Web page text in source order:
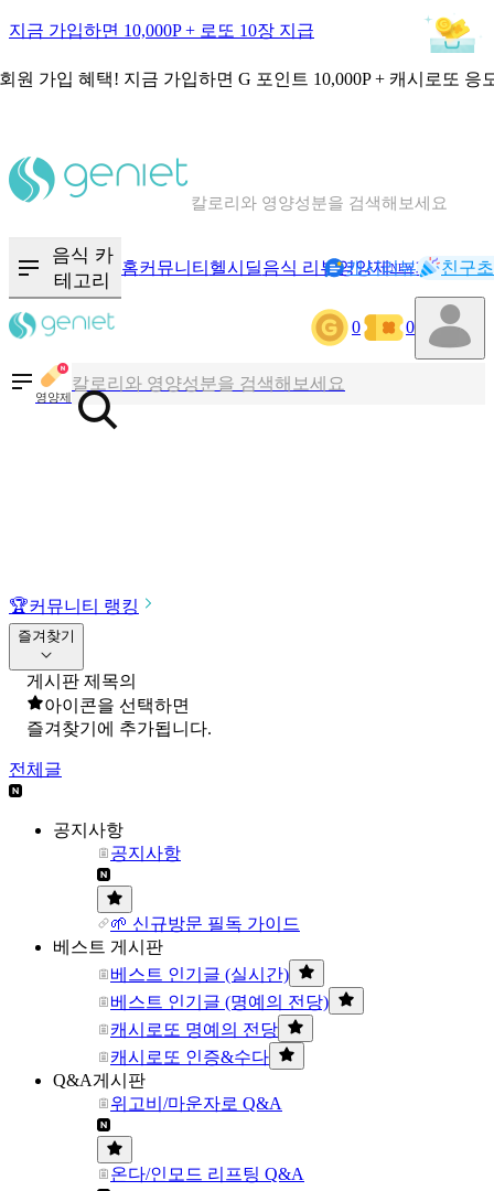
지금 가입하면 10,000P + 로또 10장 지급
원 가입 혜택! 지금 가입하면 G 포인트 10,000P + 캐시로또 응
칼로리와 영양성분을 검색해보세요
음식 카
테고리
홈커뮤니티 헬시딜음식 리뷰영양제NEW기록
캐시리뷰 친구
0 0
영양제
칼로리와 영양성분을 검색해보세요
혈당 · 다이어트 음식 검색해보세요
🏆커뮤니티 랭킹
즐겨찾기
게시판 제목의
아이콘을 선택하면
즐겨찾기에 추가됩니다.
전체글
공지사항
공지사항
🌱 신규방문 필독 가이드
베스트 게시판
베스트 인기글 (실시간)
베스트 인기글 (명예의 전당)
캐시로또 명예의 전당
캐시로또 인증&수다
Q&A게시판
위고비/마운자로 Q&A
온다/인모드 리프팅 Q&A